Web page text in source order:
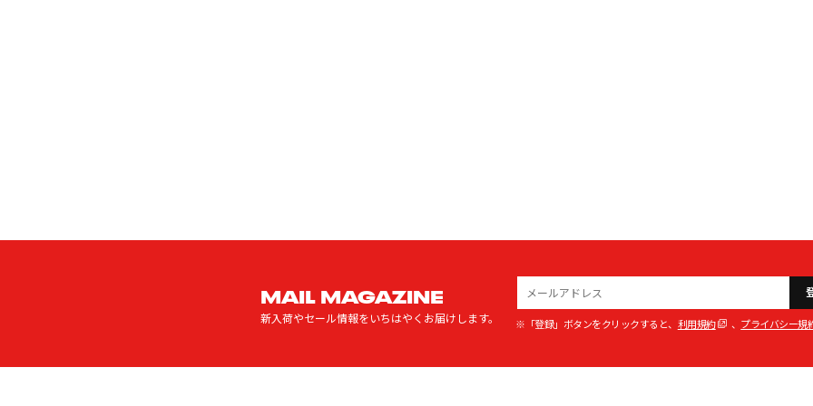
MAIL MAGAZINE
新入荷やセール情報をいちはやくお届けします。 ※「登録」ボタンをクリックすると、 利用規約 、 プライバシー規